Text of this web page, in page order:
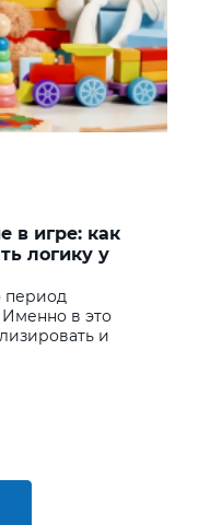
в игре: как
логику у
период
Именно в это
и